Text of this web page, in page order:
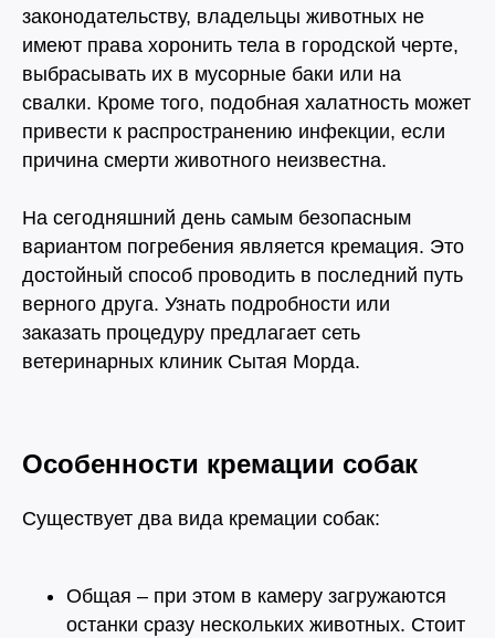
законодательству, владельцы животных не
имеют права хоронить тела в городской черте,
выбрасывать их в мусорные баки или на
свалки. Кроме того, подобная халатность может
привести к распространению инфекции, если
причина смерти животного неизвестна.
На сегодняшний день самым безопасным
вариантом погребения является кремация. Это
достойный способ проводить в последний путь
верного друга. Узнать подробности или
заказать процедуру предлагает сеть
ветеринарных клиник Сытая Морда.
Особенности кремации собак
Существует два вида кремации собак:
Общая – при этом в камеру загружаются
останки сразу нескольких животных. Стоит